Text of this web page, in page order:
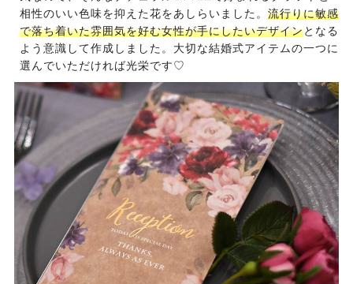
相性のいい色味を抑えた花をあしらいました。 流行りに敏感
で落ち着いた雰囲気を好む女性が手にしたいデザインとなる
よう意識して作成しました。大切な結婚式アイテムの一つに
選んでいただければ光栄です♡